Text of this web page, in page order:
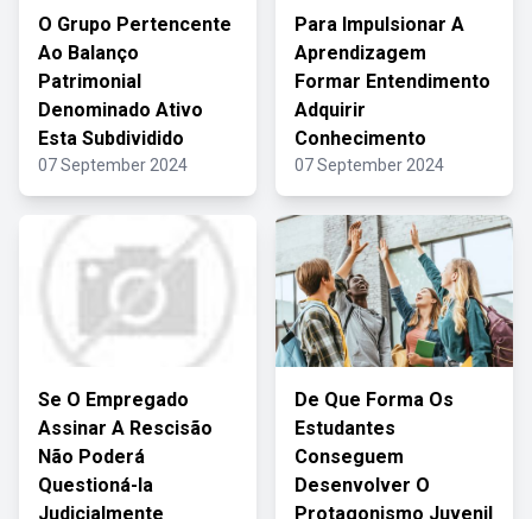
O Grupo Pertencente
Ao Balanço
Patrimonial
Denominado Ativo
Esta Subdividido
07 September 2024
Para Impulsionar A
Aprendizagem
Formar Entendimento
Adquirir
Conhecimento
07 September 2024
Se O Empregado
Assinar A Rescisão
Não Poderá
Questioná-la
Judicialmente
De Que Forma Os
Estudantes
Conseguem
Desenvolver O
Protagonismo Juvenil